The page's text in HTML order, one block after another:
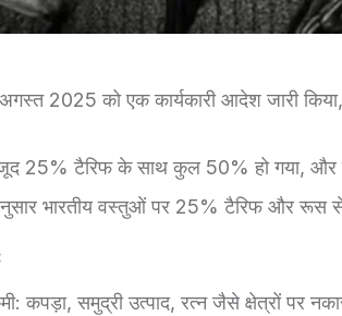
2025 को एक कार्यकारी आदेश जारी
25% टैरिफ के साथ कुल 50% हो गया, और
भारतीय वस्तुओं पर 25% टैरिफ और रूस से
कपड़ा, समुद्री उत्पाद, रत्न जैसे क्षेत्रों पर